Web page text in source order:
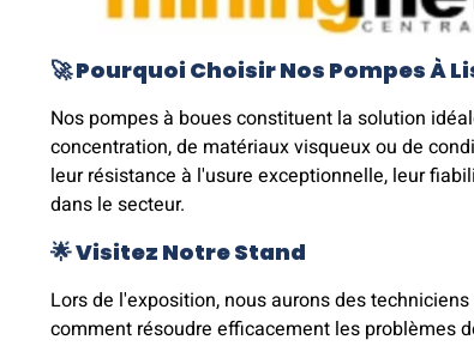
🚀 Pourquoi Choisir Nos Pompes À
Nos pompes à boues constituent la solution
concentration, de matériaux visqueux ou de
leur résistance à l'usure exceptionnelle, leur
dans le secteur.
🌟 Visitez Notre Stand
Lors de l'exposition, nous aurons des
comment résoudre efficacement les problèmes